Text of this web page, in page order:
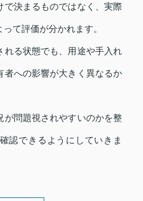
で決まるものではなく、実際
て評価が分かれます。
れる状態でも、用途や手入れ
者への影響が大きく異なるか
が問題視されやすいのかを整
認できるようにしていきま